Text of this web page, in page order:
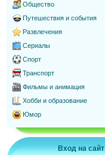
Общество
Путешествия и события
Развлечения
Сериалы
Спорт
Транспорт
Фильмы и анимация
Хобби и образование
Юмор
Вход на сайт